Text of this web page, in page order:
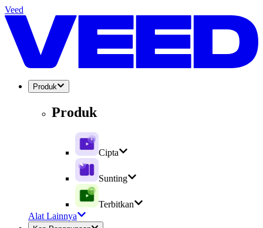
Veed
Produk
Produk
Cipta
Sunting
Terbitkan
Alat Lainnya